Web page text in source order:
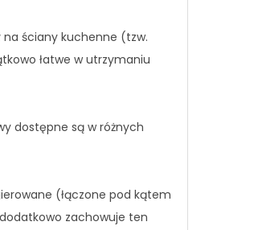
ściany kuchenne (tzw.
łatwe w utrzymaniu
dostępne są w różnych
(łączone pod kątem
zachowuje ten